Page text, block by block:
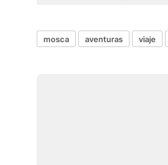
mosca aventuras viaje